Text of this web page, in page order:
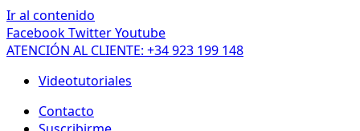
Ir al contenido
FacebookTwitterYoutube
ATENCIÓN AL CLIENTE: +34 923 199 148
Videotutoriales
Contacto